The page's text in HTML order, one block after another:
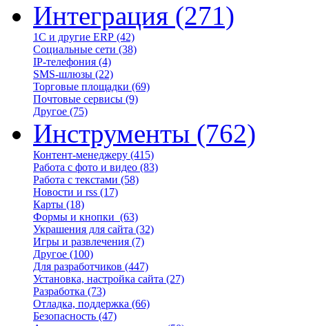
Интеграция (271)
1С и другие ERP (42)
Социальные сети (38)
IP-телефония (4)
SMS-шлюзы (22)
Торговые площадки (69)
Почтовые сервисы (9)
Другое (75)
Инструменты (762)
Контент-менеджеру (415)
Работа с фото и видео (83)
Работа с текстами (58)
Новости и rss (17)
Карты (18)
Формы и кнопки (63)
Украшения для сайта (32)
Игры и развлечения (7)
Другое (100)
Для разработчиков (447)
Установка, настройка сайта (27)
Разработка (73)
Отладка, поддержка (66)
Безопасность (47)